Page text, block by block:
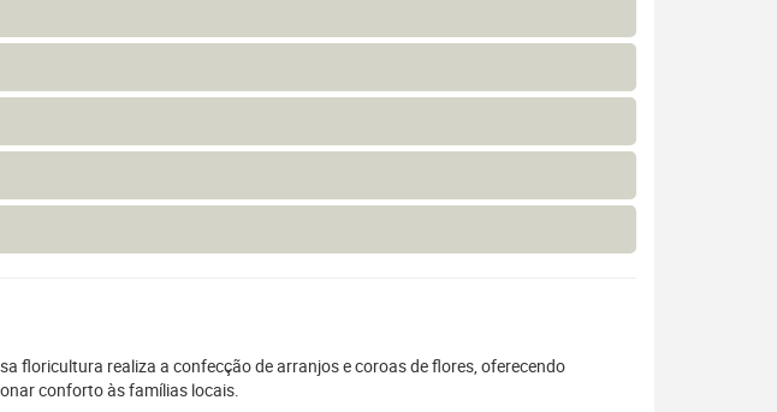
floricultura realiza a confecção de arranjos e coroas de flores, oferecendo
conforto às famílias locais.